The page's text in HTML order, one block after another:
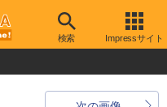
検索 Impressサイト